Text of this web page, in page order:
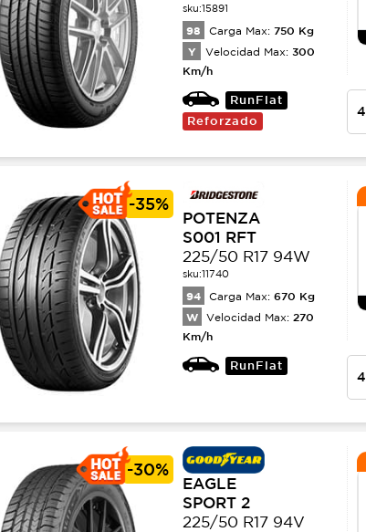
sku:15891
98 Carga Max: 750 Kg
Y Velocidad Max: 300
Km/h
RunFlat
Reforzado
-35%
POTENZA
S001 RFT
225/50 R17 94W
sku:11740
94 Carga Max: 670 Kg
W Velocidad Max: 270
Km/h
RunFlat
-30%
EAGLE
SPORT 2
225/50 R17 94V